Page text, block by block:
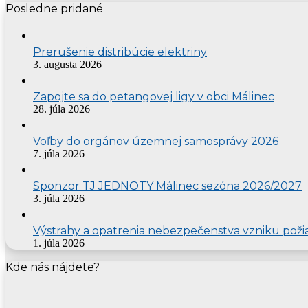
Posledne pridané
Prerušenie distribúcie elektriny
3. augusta 2026
Zapojte sa do petangovej ligy v obci Málinec
28. júla 2026
Voľby do orgánov územnej samosprávy 2026
7. júla 2026
Sponzor TJ JEDNOTY Málinec sezóna 2026/2027
3. júla 2026
Výstrahy a opatrenia nebezpečenstva vzniku
1. júla 2026
Kde nás nájdete?